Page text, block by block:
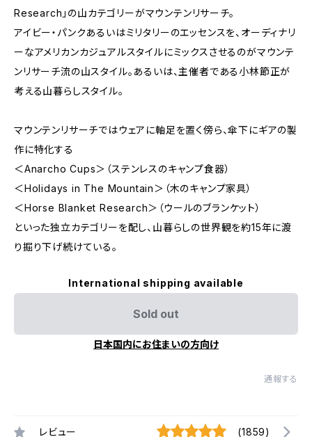
Research」の山カテゴリーがマウンテンリサーチ。
アイビー・パンクあるいはミリタリーのエッセンスを、オーディナリ
ーなアメリカンカジュアルスタイルにミックスさせるのがマウンテ
ンリサーチ流の山スタイル。あるいは、主催者である小林節正が
考える山暮らしスタイル。
マウンテンリサーチではウェアに軸足を置く傍ら、傘下にギアの製
作に特化する
＜Anarcho Cups＞（ステンレスのキャンプ食器）
＜Holidays in The Mountain＞（木のキャンプ家具）
＜Horse Blanket Research＞（ウールのブランケット）
といった独立カテゴリーを配し、山暮らしの世界観を約15年に渡
り掘り下げ続けている。
International shipping available
Sold out
日本国内にお住まいの方向け
通報する
レビュー (1859)